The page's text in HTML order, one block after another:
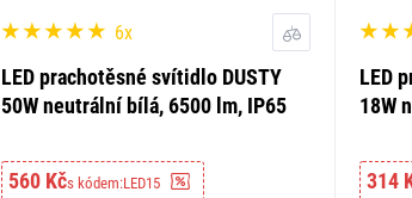
6x
LED prachotěsné svítidlo DUSTY
50W neutrální bílá, 6500 lm, IP65
560 Kčs kódem:LED15
LED
18W
314